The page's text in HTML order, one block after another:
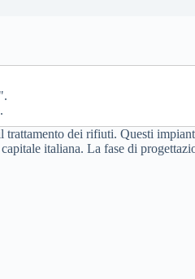
dei rifiuti. Questi
italiana. La fase di